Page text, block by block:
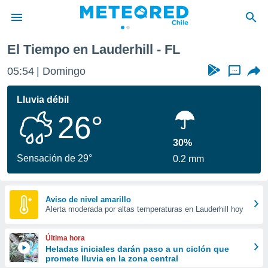
de
por
se
calidad.
a este
las
y
forma
digital
basada
El Tiempo en Lauderhill - FL
05:54 Domingo ...
Lluvia débil
26°
Sensación de 29°
30%
0.2 mm
Aviso de nivel amarillo
Alerta moderada por altas temperaturas en Lauderhill hoy
Última hora
Heladas iniciales darán paso a un ciclón que
promete lluvia en la zona central